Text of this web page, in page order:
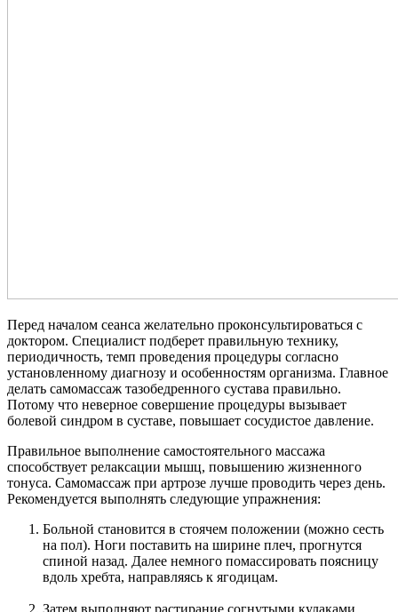
Перед началом сеанса желательно проконсультироваться с
доктором. Специалист подберет правильную технику,
периодичность, темп проведения процедуры согласно
установленному диагнозу и особенностям организма. Главное
делать самомассаж тазобедренного сустава правильно.
Потому что неверное совершение процедуры вызывает
болевой синдром в суставе, повышает сосудистое давление.
Правильное выполнение самостоятельного массажа
способствует релаксации мышц, повышению жизненного
тонуса. Самомассаж при артрозе лучше проводить через день.
Рекомендуется выполнять следующие упражнения:
Больной становится в стоячем положении (можно сесть
на пол). Ноги поставить на ширине плеч, прогнутся
спиной назад. Далее немного помассировать поясницу
вдоль хребта, направляясь к ягодицам.
Затем выполняют растирание согнутыми кулаками